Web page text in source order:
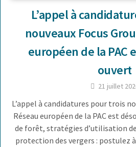
L’appel à
nouveaux Focus
européen de la PAC
ouvert
21 juillet
L’appel à candidatures pour trois
Réseau européen de la PAC est
de forêt, stratégies d’utilisation
protection des vergers : postulez